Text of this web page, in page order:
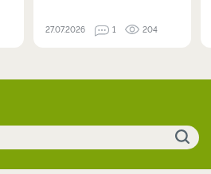
27.07.2026 1 204